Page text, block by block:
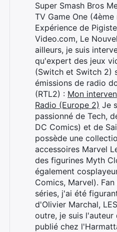
Super Smash Bros
TV Game One (4ème
Expérience de
Video.com, Le
ailleurs, je suis
qu'expert des jeux
(Switch et Switch 2)
émissions de radio
(RTL2) : Mon
Radio (Europe 2) Je
passionné de Tech,
DC Comics) et de
possède une
accessoires Marvel
des figurines Myth
également
Comics, Marvel).
séries, j'ai été
d'Olivier Marchal,
outre, je suis l'auteur
publié chez